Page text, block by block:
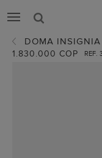
DOMA
1.830.000 COP REF.